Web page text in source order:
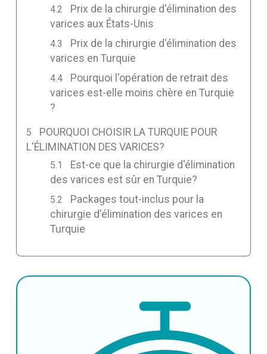
Prix de la chirurgie d'élimination des
varices aux États-Unis
Prix de la chirurgie d'élimination des
varices en Turquie
Pourquoi l'opération de retrait des
varices est-elle moins chère en Turquie
?
POURQUOI CHOISIR LA TURQUIE POUR
L'ÉLIMINATION DES VARICES?
Est-ce que la chirurgie d'élimination
des varices est sûr en Turquie?
Packages tout-inclus pour la
chirurgie d'élimination des varices en
Turquie